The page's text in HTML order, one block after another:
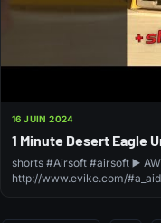
16 JUIN 2024
1 Minute Desert Eagle
shorts #Airsoft #airsoft ▶️
http://www.evike.com/